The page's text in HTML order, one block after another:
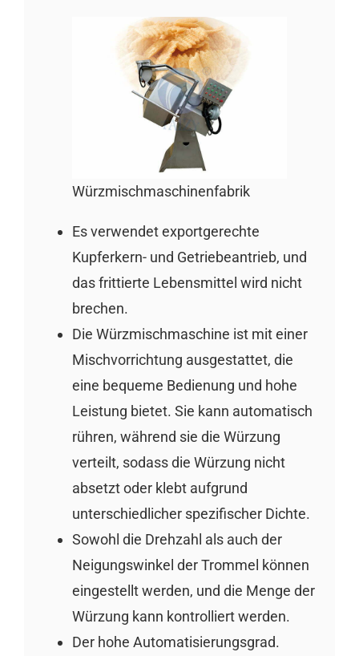
Würzmischmaschinenfabrik
Es verwendet exportgerechte
Kupferkern- und Getriebeantrieb, und
das frittierte Lebensmittel wird nicht
brechen.
Die Würzmischmaschine ist mit einer
Mischvorrichtung ausgestattet, die
eine bequeme Bedienung und hohe
Leistung bietet. Sie kann automatisch
rühren, während sie die Würzung
verteilt, sodass die Würzung nicht
absetzt oder klebt aufgrund
unterschiedlicher spezifischer Dichte.
Sowohl die Drehzahl als auch der
Neigungswinkel der Trommel können
eingestellt werden, und die Menge der
Würzung kann kontrolliert werden.
Der hohe Automatisierungsgrad.